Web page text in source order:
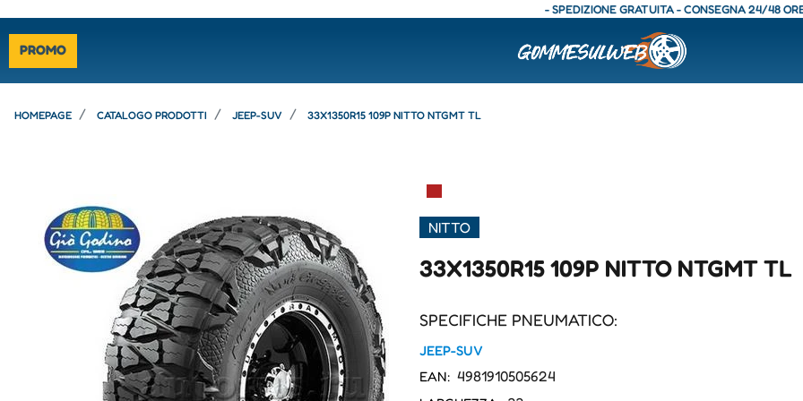
- SPEDIZIONE GRATUITA - CONSEGNA 24/48 ORE -
PROMO
HOMEPAGE CATALOGO PRODOTTI JEEP-SUV 33X1350R15 109P NITTO NTGMT TL
▀
NITTO
33X1350R15 109P NITTO NTGMT TL
SPECIFICHE PNEUMATICO:
JEEP-SUV
EAN: 4981910505624